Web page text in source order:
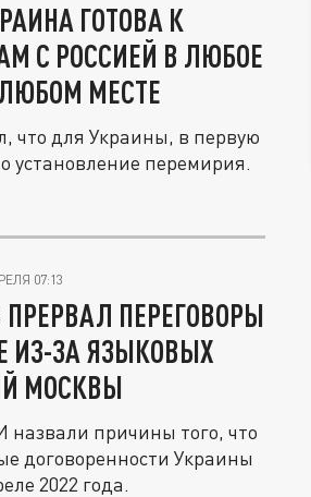
ГОТОВА К
С РОССИЕЙ В ЛЮБОЕ
МЕСТЕ
что для Украины, в первую
установление перемирия.
07:13
ПРЕРВАЛ ПЕРЕГОВОРЫ
ИЗ-ЗА ЯЗЫКОВЫХ
МОСКВЫ
причины того, что
договоренности Украины
2022 года.